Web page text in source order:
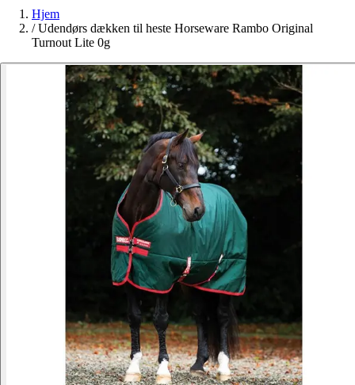
Hjem
/ Udendørs dækken til heste Horseware Rambo Original
Turnout Lite 0g